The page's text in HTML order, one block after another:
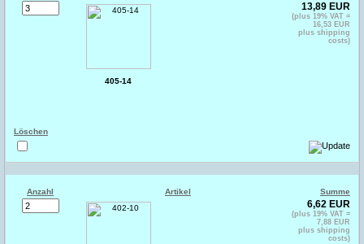
Löschen
405-14
13,89 EUR
(plus 19% VAT =
16,53 EUR
plus shipping
costs)
Artikel
Anzahl Summe
6,62 EUR
(plus 19% VAT =
7,88 EUR
plus shipping
costs)